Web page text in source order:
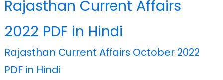
Rajasthan Current Affairs
2022 PDF in Hindi
Rajasthan Current Affairs October 2022
PDF in Hindi